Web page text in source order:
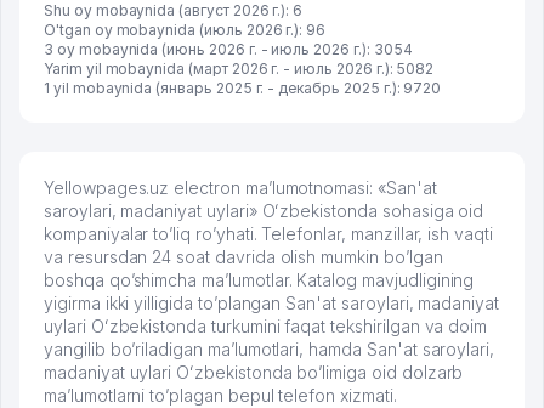
Shu oy mobaynida (август 2026 г.): 6
O'tgan oy mobaynida (июль 2026 г.): 96
3 oy mobaynida (июнь 2026 г. - июль 2026 г.): 3054
Yarim yil mobaynida (март 2026 г. - июль 2026 г.): 5082
1 yil mobaynida (январь 2025 г. - декабрь 2025 г.): 9720
Yellowpages.uz electron ma’lumotnomasi: «San'at
saroylari, madaniyat uylari» Oʻzbekistonda sohasiga oid
kompaniyalar to’liq ro’yhati. Telefonlar, manzillar, ish vaqti
va resursdan 24 soat davrida olish mumkin bo’lgan
boshqa qo’shimcha ma’lumotlar. Katalog mavjudligining
yigirma ikki yilligida to’plangan San'at saroylari, madaniyat
uylari Oʻzbekistonda turkumini faqat tekshirilgan va doim
yangilib bo’riladigan ma’lumotlari, hamda San'at saroylari,
madaniyat uylari Oʻzbekistonda bo’limiga oid dolzarb
ma’lumotlarni to’plagan bepul telefon xizmati.